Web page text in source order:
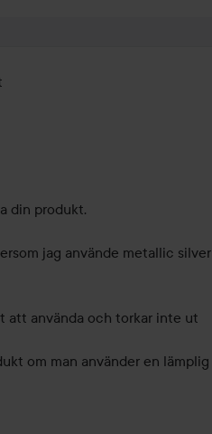
din produkt.
jag använde metallic silver
att använda och torkar inte ut
om man använder en lämplig